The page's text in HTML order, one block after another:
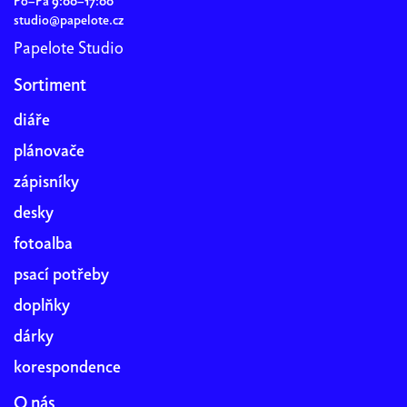
studio@papelote.cz
Papelote Studio
Sortiment
diáře
plánovače
zápisníky
desky
fotoalba
psací potřeby
doplňky
dárky
korespondence